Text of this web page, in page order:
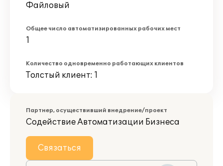
Файловый
Общее число автоматизированных рабочих мест
1
Количество одновременно работающих клиентов
Толстый клиент: 1
Партнер, осуществивший внедрение/проект
Содействие Автоматизации Бизнеса
Связаться